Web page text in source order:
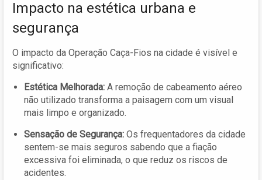
Impacto na estética urbana e
segurança
O impacto da Operação Caça-Fios na cidade é visível e
significativo:
Estética Melhorada: A remoção de cabeamento aéreo
não utilizado transforma a paisagem com um visual
mais limpo e organizado.
Sensação de Segurança: Os frequentadores da cidade
sentem-se mais seguros sabendo que a fiação
excessiva foi eliminada, o que reduz os riscos de
acidentes.